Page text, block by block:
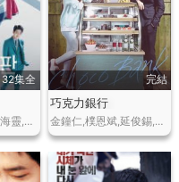
32集全
延宇振,樸恩斌,羅海靈,東夏
完結
巧克力銀行
金鐘仁,樸恩斌,延俊錫,李一花